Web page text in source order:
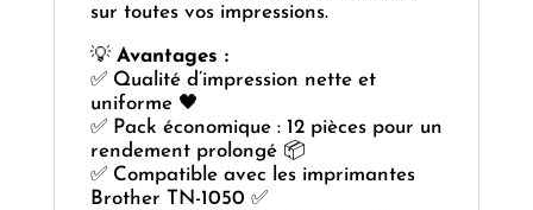
sur toutes vos impressions.
💡 Avantages :
✅ Qualité d’impression nette et
uniforme 🖤
✅ Pack économique : 12 pièces pour un
rendement prolongé 📦
✅ Compatible avec les imprimantes
Brother TN-1050 ✅